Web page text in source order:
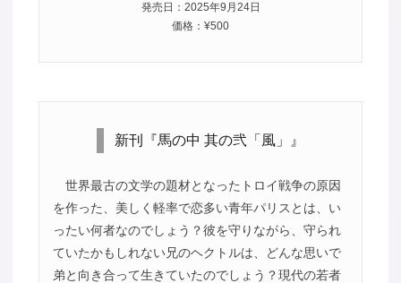
発売日：2025年9月24日
価格：¥500
新刊『馬の中 其の弐「風」』
世界最古の文学の題材となったトロイ戦争の原因
を作った、美しく軽率で恋多い青年パリスとは、い
ったい何者なのでしょう？彼を守りながら、守られ
ていたかもしれない兄のヘクトルは、どんな思いで
弟と向き合って生きていたのでしょう？現代の若者